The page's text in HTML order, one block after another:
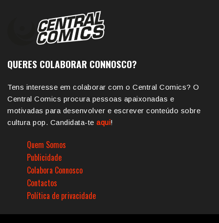
QUERES COLABORAR CONNOSCO?
Tens interesse em colaborar com o Central Comics? O
Central Comics procura pessoas apaixonadas e
motivadas para desenvolver e escrever conteúdo sobre
cultura pop. Candidata-te aqui!
Quem Somos
Publicidade
Colabora Connosco
Contactos
Política de privacidade